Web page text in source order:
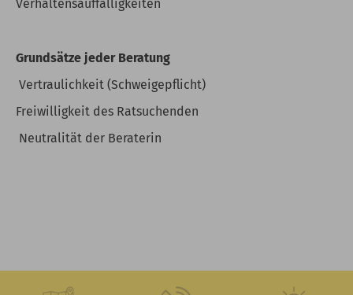
Verhaltensauffälligkeiten
Grundsätze jeder Beratung
Vertraulichkeit (Schweigepflicht)
Freiwilligkeit des Ratsuchenden
Neutralität der Beraterin